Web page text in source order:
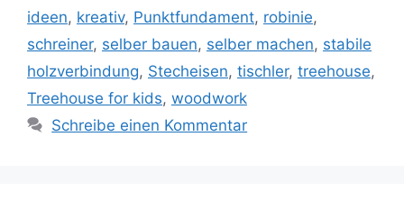
ideen, kreativ, Punktfundament, robinie,
schreiner, selber bauen, selber machen, stabile
holzverbindung, Stecheisen, tischler, treehouse,
Treehouse for kids, woodwork
Schreibe einen Kommentar